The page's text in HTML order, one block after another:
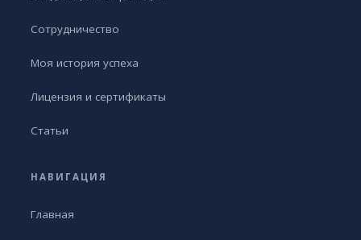
Сотрудничество
Моя история успеха
Лицензия и сертификаты
Статьи
НАВИГАЦИЯ
Главная